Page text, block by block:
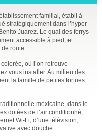
familial, établi à
stratégiquement dans l’hyper
Juarez. Le quai des ferrys
accessible à pied, et
de route.
où l’on retrouve
vous installer. Au milieu des
la famille de petites tortues
mexicaine, dans le
dotées de l’air conditionné,
Wi-Fi, d’une télévision,
avec douche.